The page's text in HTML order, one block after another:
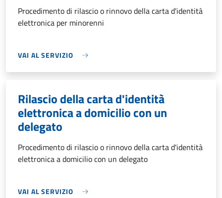
Procedimento di rilascio o rinnovo della carta d'identità
elettronica per minorenni
VAI AL SERVIZIO
Rilascio della carta d'identità
elettronica a domicilio con un
delegato
Procedimento di rilascio o rinnovo della carta d'identità
elettronica a domicilio con un delegato
VAI AL SERVIZIO